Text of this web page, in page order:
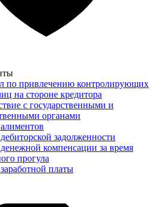
по привлечению контролирующих
на стороне кредитора
с государственными и
органами
задолженности
компенсации за время
прогула
платы